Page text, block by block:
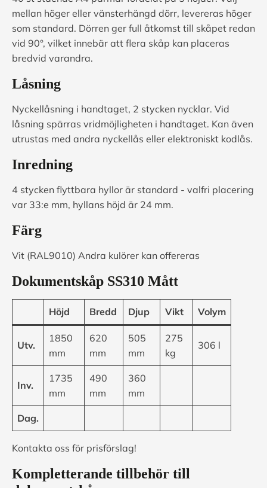
mellan höger eller vänsterhängd dörr, levereras höger
som standard. Dörren ger full åtkomst till skåpet redan
vid 90°, vilket innebär att flera skåp kan placeras
bredvid varandra.
Låsning
Nyckellåsning i handtaget, 2 stycken nycklar. Vid
låsning spärras vridmöjligheten i handtaget. Kan även
utrustas med andra nyckellås eller elektroniskt kodlås.
Inredning
4 stycken flyttbara hyllor är standard - valfri placering
var 33:e mm, hyllans höjd är 24 mm.
Färg
Vit (RAL9010) Andra kulörer kan offereras
Dokumentskåp SS310 Mått
Höjd Bredd Djup Vikt Volym
Utv.
1850
mm
620
mm
505
mm
275
kg
306 l
Inv.
1735
mm
490
mm
360
mm
Dag.
Kontakta oss för prisförslag!
Kompletterande tillbehör till